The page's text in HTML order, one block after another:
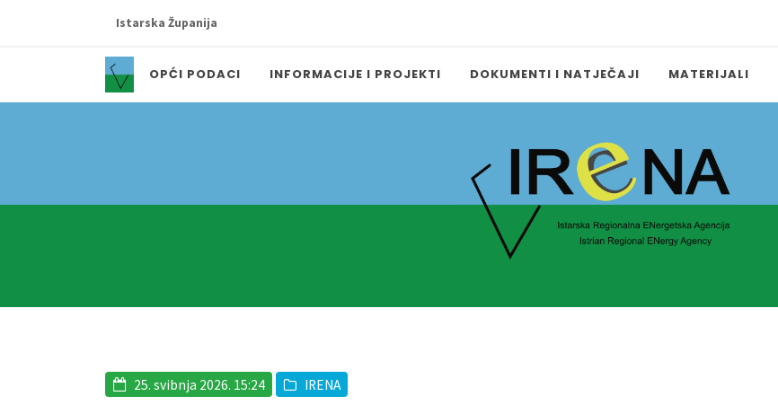
Istarska Županija
OPĆI PODACI INFORMACIJE I PROJEKTI DOKUMENTI I NATJEČAJI MATERIJALI
25. svibnja 2026. 15:24 IRENA